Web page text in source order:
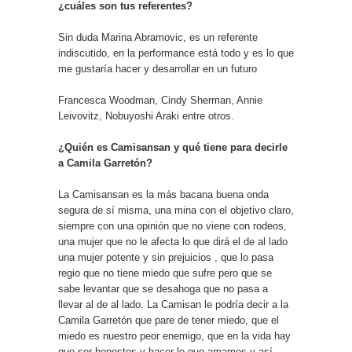
¿cuáles son tus referentes?
Sin duda Marina Abramovic, es un referente
indiscutido, en la performance está todo y es lo que
me gustaría hacer y desarrollar en un futuro
Francesca Woodman, Cindy Sherman, Annie
Leivovitz, Nobuyoshi Araki entre otros.
¿Quién es Camisansan y qué tiene para decirle
a Camila Garretón?
La Camisansan es la más bacana buena onda
segura de sí misma, una mina con el objetivo claro,
siempre con una opinión que no viene con rodeos,
una mujer que no le afecta lo que dirá el de al lado
una mujer potente y sin prejuicios , que lo pasa
regio que no tiene miedo que sufre pero que se
sabe levantar que se desahoga que no pasa a
llevar al de al lado. La Camisan le podría decir a la
Camila Garretón que pare de tener miedo, que el
miedo es nuestro peor enemigo, que en la vida hay